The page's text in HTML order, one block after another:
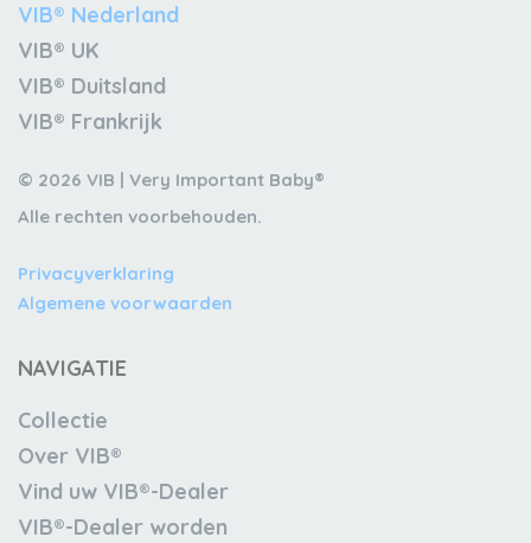
VIB® Nederland
VIB® UK
VIB® Duitsland
VIB® Frankrijk
© 2026 VIB | Very Important Baby®
Alle rechten voorbehouden.
Privacyverklaring
Algemene voorwaarden
NAVIGATIE
Collectie
Over VIB®
Vind uw VIB®-Dealer
VIB®-Dealer worden